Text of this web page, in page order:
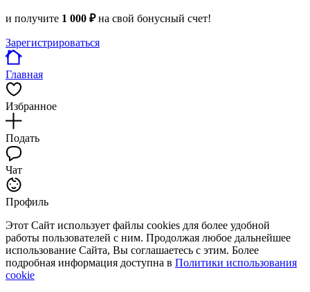
и получите 1 000 ₽на свой бонусный счет!
Зарегистрироваться
Главная
Избранное
Подать
Чат
Профиль
Этот Сайт использует файлы cookies для более удобной
работы пользователей с ним. Продолжая любое дальнейшее
использование Сайта, Вы соглашаетесь с этим. Более
подробная информация доступна в Политики использования
cookie